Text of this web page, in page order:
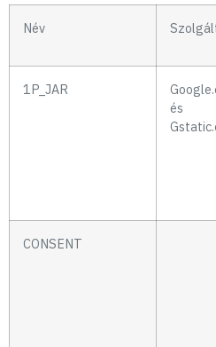
Név
1P_JAR
és
CONSENT